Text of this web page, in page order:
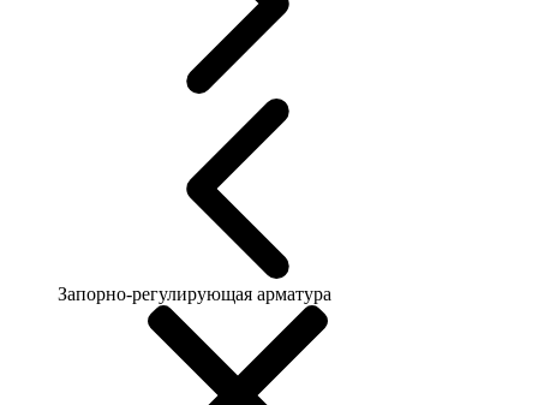
Запорно-регулирующая арматура